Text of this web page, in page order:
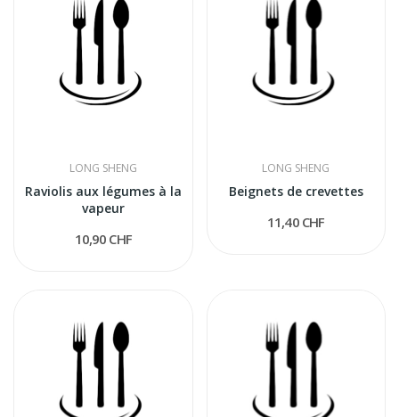
LONG SHENG
Raviolis aux légumes à la
vapeur
10,90 CHF
LONG SHENG
Beignets de crevettes
11,40 CHF